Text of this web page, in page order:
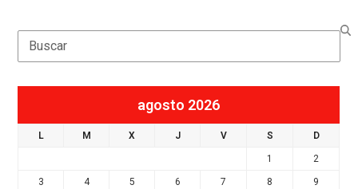
Search
agosto 2026
L M X J V S D
1 2
3 4 5 6 7 8 9